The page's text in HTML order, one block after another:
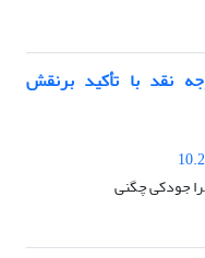
نقد با تأکید برنقش
جودکی چگنی